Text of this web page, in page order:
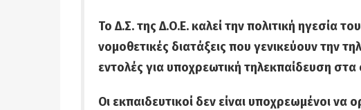
Το Δ.Σ. της Δ.Ο.Ε. καλεί την πολιτική ηγεσία
νομοθετικές διατάξεις που γενικεύουν την
εντολές για υποχρεωτική τηλεκπαίδευση
Οι εκπαιδευτικοί δεν είναι υποχρεωμένοι